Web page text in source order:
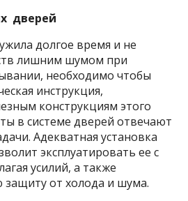
дверей
долгое время и не
лишним шумом при
необходимо чтобы
инструкция,
конструкциям этого
в системе дверей отвечают
Адекватная установка
эксплуатировать ее с
усилий, а также
от холода и шума.